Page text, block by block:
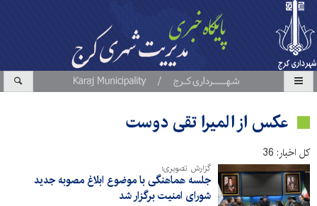
عکس از المیرا تقی دوست
کل اخبار: 36
گزارش تصویری؛
جلسه هماهنگی با موضوع ابلاغ مصوبه جدید
شورای امنیت برگزار شد